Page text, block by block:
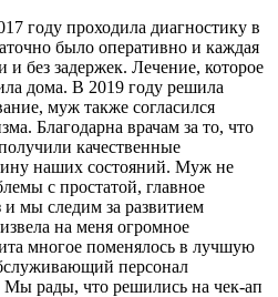
году проходила диагностику в
было оперативно и каждая
и без задержек. Лечение, которое
дома. В 2019 году решила
муж также согласился
Благодарна врачам за то, что
качественные
наших состояний. Муж не
с простатой, главное
и мы следим за развитием
на меня огромное
многое поменялось в лучшую
персонал
рады, что решились на чек-ап